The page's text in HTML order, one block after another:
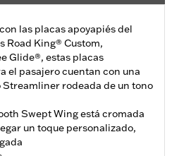
las placas apoyapiés del
Road King® Custom,
Glide®, estas placas
el pasajero cuentan con una
rodeada de un tono
Swept Wing está cromada
un toque personalizado,